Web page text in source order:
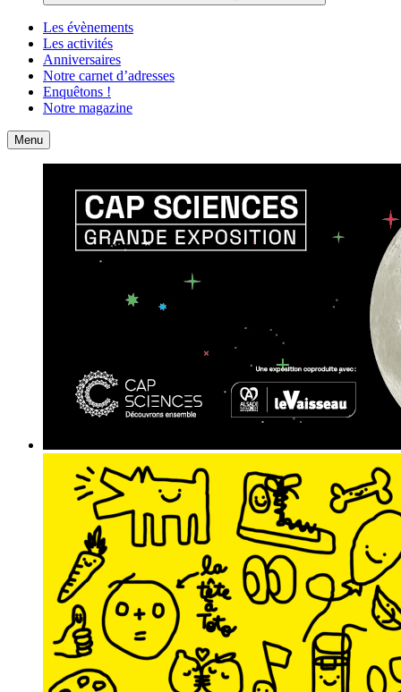
Les évènements
Les activités
Anniversaires
Notre carnet d’adresses
Enquêtons !
Notre magazine
Accueil
Menu Contact